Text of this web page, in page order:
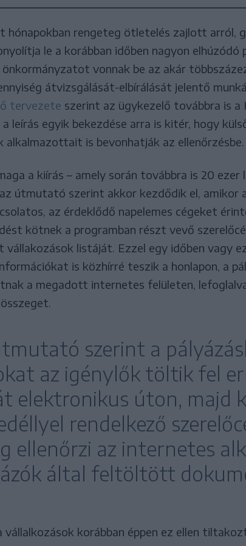
hónapokban rengeteg ötletelés zajlott arról,
le a korábban időben nagyon elhúzódó
vonnak be az akár
átvizsgálását-elbírálását jelentő
tervezete szerint az ügykezelő továbbra is a
leírás egyik bekezdése arra is kitér, hogy
alkalmazottait is bevonhatják az ellenőrzésbe.
a kiírás – amely során továbbra is 20
útmutató szerint akkor kezdődik el, amikor
az érdeklődő napelemes cégeket
kötnek a programban részt vevő
listáját. Ezzel egy időben vagy
is közhírré teszik a honlapon, a
a megadott internetes felületen,
szerint a
az igénylők töltik fel
elektronikus úton, majd
rendelkező
ellenőrzi az internetes
által feltöltött
vállalkozások korábban éppen ez ellen